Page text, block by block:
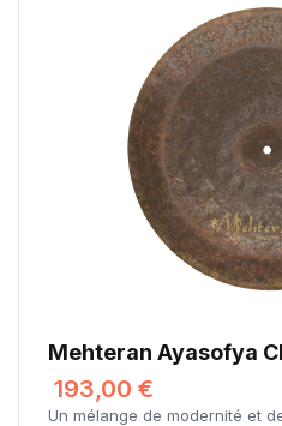
Mehteran Ayasofya
193,00 €
Un mélange de modernité et